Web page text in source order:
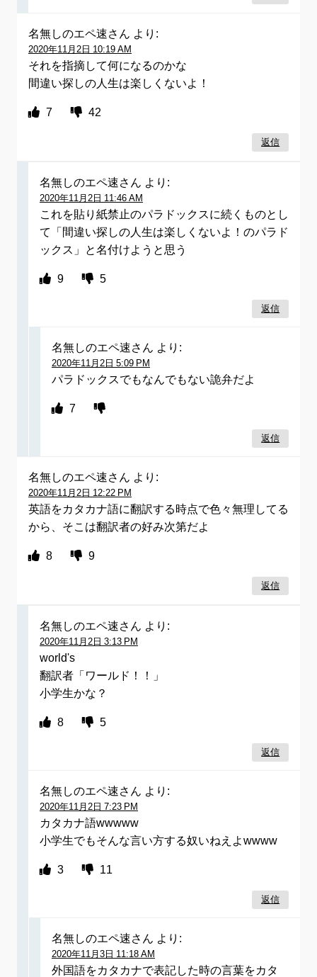
名無しのエペ速さん より:
2020年11月2日 10:19 AM
それを指摘して何になるのかな
間違い探しの人生は楽しくないよ！
7 42
返信
名無しのエペ速さん より:
2020年11月2日 11:46 AM
これを貼り紙禁止のパラドックスに続くものとし
て「間違い探しの人生は楽しくないよ！のパラド
ックス」と名付けようと思う
9 5
返信
名無しのエペ速さん より:
2020年11月2日 5:09 PM
パラドックスでもなんでもない詭弁だよ
7
返信
名無しのエペ速さん より:
2020年11月2日 12:22 PM
英語をカタカナ語に翻訳する時点で色々無理してる
から、そこは翻訳者の好み次第だよ
8 9
返信
名無しのエペ速さん より:
2020年11月2日 3:13 PM
world's
翻訳者「ワールド！！」
小学生かな？
8 5
返信
名無しのエペ速さん より:
2020年11月2日 7:23 PM
カタカナ語wwwww
小学生でもそんな言い方する奴いねえよwwww
3 11
返信
名無しのエペ速さん より:
2020年11月3日 11:18 AM
外国語をカタカナで表記した時の言葉をカタ